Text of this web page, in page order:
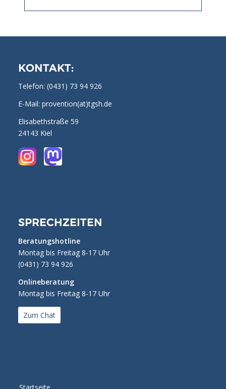
KONTAKT:
Telefon: (0431) 73 94 926
E-Mail: provention(at)tgsh.de
Elisabethstraße 59
24143 Kiel
SPRECHZEITEN
Beratungshotline
Montag bis Freitag 8-17 Uhr
(0431) 73 94 926
Onlineberatung
Montag bis Freitag 8-17 Uhr
Zum Chat
Startseite